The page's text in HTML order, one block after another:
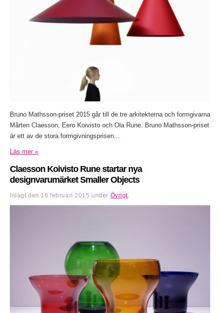
Bruno Mathsson-priset 2015 går till de tre arkitekterna och formgivarna
Mårten Claesson, Eero Koivisto och Ola Rune. Bruno Mathsson-priset
är ett av de stora formgivningsprisen...
Läs mer »
Claesson Koivisto Rune startar nya
designvarumärket Smaller Objects
Inlagt den 16 februari 2015 under Övrigt